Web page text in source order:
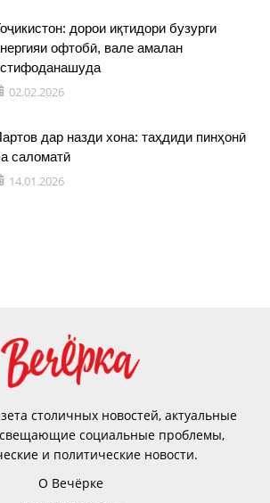
дорои иқтидори бузурги
офтобӣ, вале амалан
02.02.2026
дар назди хона: таҳдиди пинҳонӣ
саломатӣ
14.01.2026
столичных новостей, актуальные
социальные проблемы,
и политические новости.
О Вечёрке